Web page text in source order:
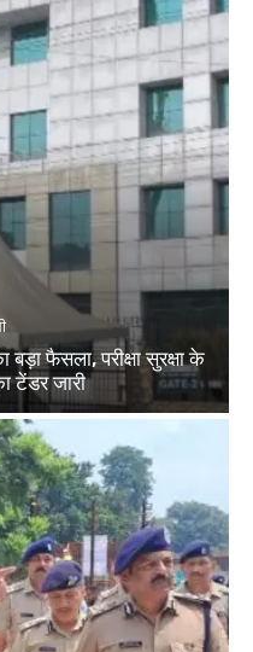
फैसला, परीक्षा सुरक्षा के
टेंडर जारी